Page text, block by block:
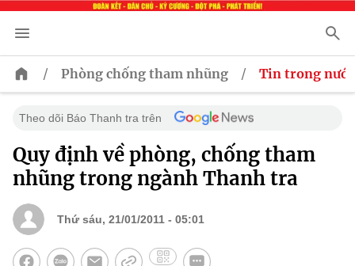
/ Phòng chống tham nhũng / Tin trong nước
Theo dõi Báo Thanh tra trên
Quy định về phòng, chống tham
nhũng trong ngành Thanh tra
Thứ sáu, 21/01/2011 - 05:01